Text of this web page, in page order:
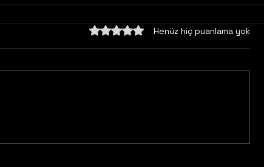
5 üzerinden 0 yıldızHenüz hiç puanlama yok